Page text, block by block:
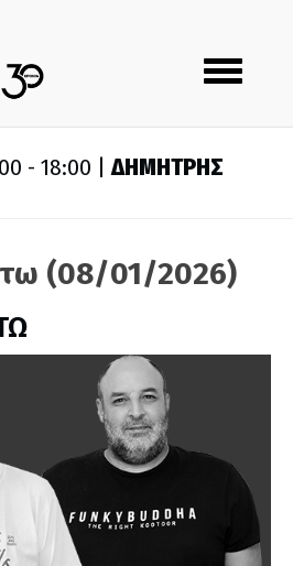
Toggle
navigation
- 18:00 |ΔΗΜΗΤΡΗΣ
(08/01/2026)